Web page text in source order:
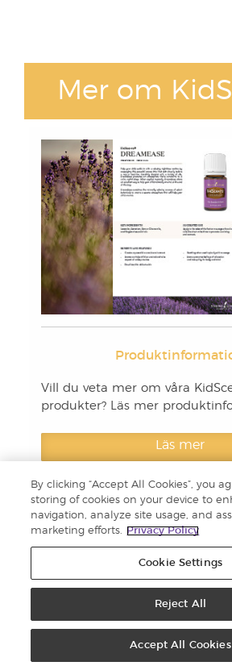
Mer om
Vill du veta mer om våra
produkter? Läs mer
Läs mer
By clicking “Accept All Cookies”, you
storing of cookies on your device to
navigation, analyze site usage, and
marketing efforts.
Privacy Policy
Cookie Settings
Reject All
Accept All Cookies